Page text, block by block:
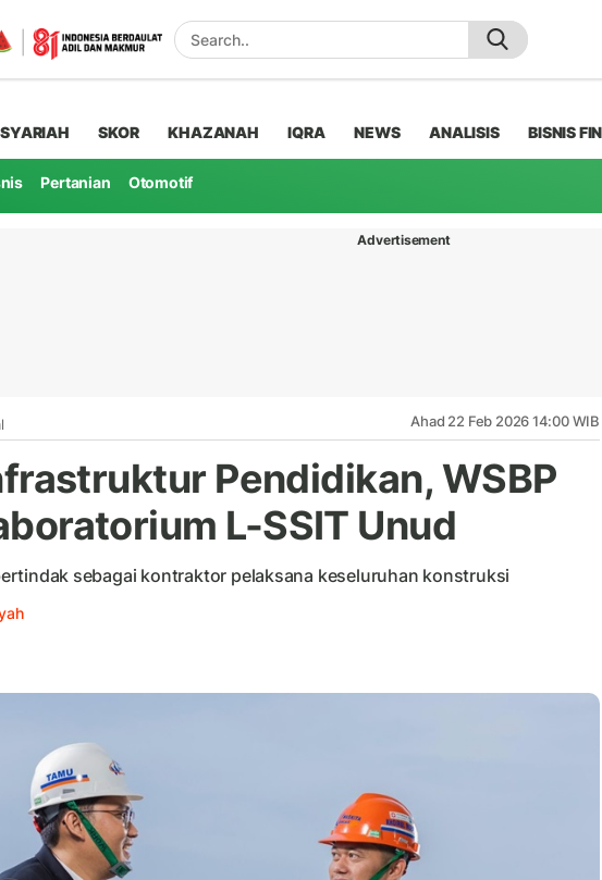
SKOR KHAZANAH IQRA NEWS ANALISIS BISNIS
Pertanian Otomotif
Advertisement
Ahad 22 Feb 2026 14:00 WIB
Pendidikan, WSBP
L-SSIT Unud
sebagai kontraktor pelaksana keseluruhan konstruksi